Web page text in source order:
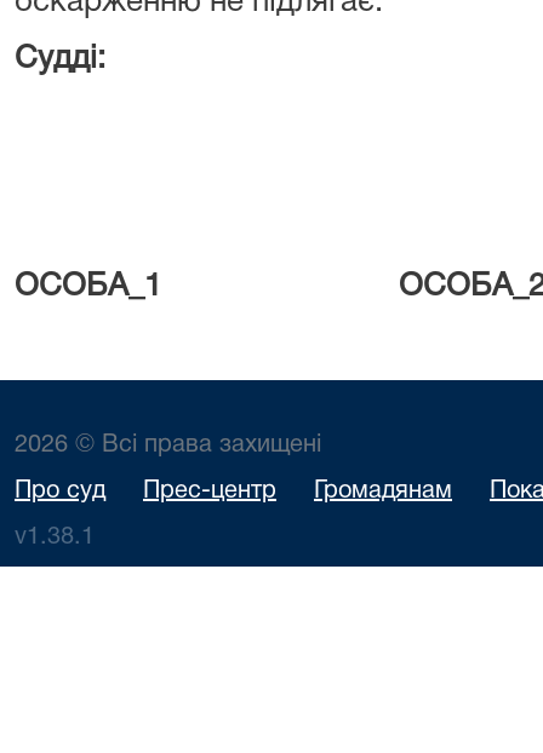
Судді:
ОСОБА_1
2026 © Всі права захищені
Про суд Прес-центр Громадянам
v1.38.1